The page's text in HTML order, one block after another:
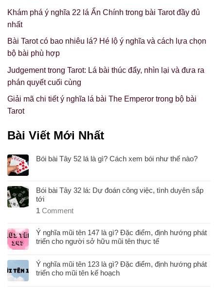
Khám phá ý nghĩa 22 lá Ẩn Chính trong bài Tarot đầy đủ
nhất
Bài Tarot có bao nhiêu lá? Hé lộ ý nghĩa và cách lựa chọn
bộ bài phù hợp
Judgement trong Tarot: Lá bài thúc đẩy, nhìn lại và đưa ra
phán quyết cuối cùng
Giải mã chi tiết ý nghĩa lá bài The Emperor trong bộ bài
Tarot
Bài Viết Mới Nhất
Bói bài Tây 52 lá là gì? Cách xem bói như thế nào?
Bói bài Tây 32 lá: Dự đoán công việc, tình duyên sắp
tới
1 Comment
Ý nghĩa mũi tên 147 là gì? Đặc điểm, định hướng phát
triển cho người sở hữu mũi tên thực tế
Ý nghĩa mũi tên 123 là gì? Đặc điểm, định hướng phát
triển cho mũi tên kế hoạch